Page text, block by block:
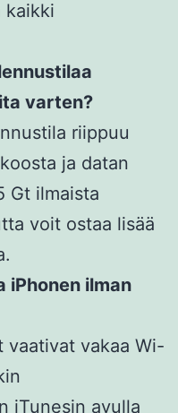
kaikki
varten?
riippuu
ja datan
Gt ilmaista
voit ostaa lisää
iPhonen ilman
vaativat vakaa Wi-
iTunesin avulla